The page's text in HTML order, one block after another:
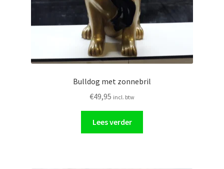
Bulldog met zonnebril
€49,95 incl. btw
Lees verder